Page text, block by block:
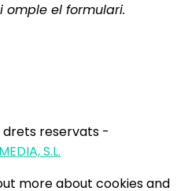
omple el formulari.
reservats -
S.L.
more about cookies and